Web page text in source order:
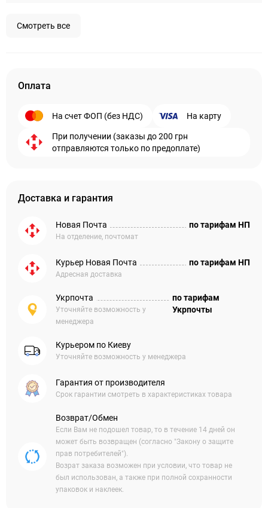
Смотреть все
Оплата
На счет ФОП (без НДС) На карту
При получении (заказы до 200 грн
отправляются только по предоплате)
Доставка и гарантия
Новая Почта
На отделение, почтомат
по тарифам НП
Курьер Новая Почта
Адресная доставка
по тарифам НП
Укрпочта
Уточняйте возможность у
менеджера
по тарифам
Укрпочты
Курьером по Киеву
Уточняйте возможность у менеджера
Гарантия от производителя
Срок гарантии смотреть в характеристиках товара
Возврат/Обмен
Если Вам не подошел товар, то в течение 14 дней он
может быть возвращен (согласно "Закону о защите
прав потребителей").
Возрат заказа возможен при условии, что товар не
был использован, а также при полной сохранности
упаковок и наклеек.